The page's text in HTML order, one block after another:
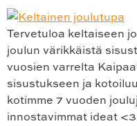
Tervetuloa keltaiseen
joulun värikkäistä
vuosien varrelta
sisustukseen ja
kotimme 7 vuoden
innostavimmat ideat